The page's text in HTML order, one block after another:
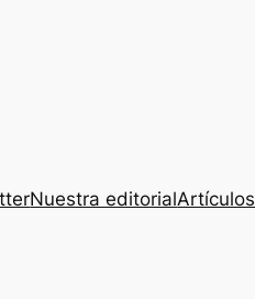
Nuestra editorialArtículos